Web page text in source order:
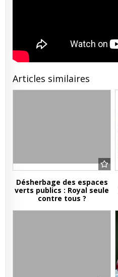
Articles similaires
Désherbage des espaces
verts publics : Royal seule
contre tous ?